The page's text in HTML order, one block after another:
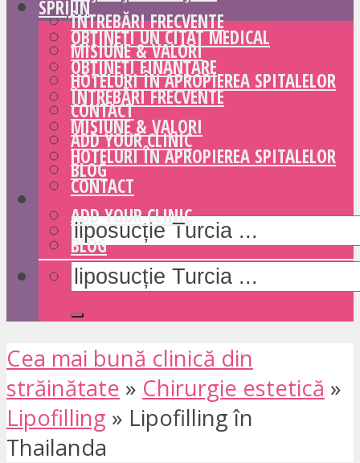
ÎNTREBĂRI FRECVENTE
MISIUNE & VALORI
HOTELURI ÎN APROPIEREA SPITALELOR
CONTACT
ADD YOUR CLINIC
BLOG
SPRIJIN
OBȚINEȚI UN CITAT MEDICAL
OBȚINEȚI FINANȚARE
ÎNTREBĂRI FRECVENTE
MISIUNE & VALORI
HOTELURI ÎN APROPIEREA SPITALELOR
CONTACT
ADD YOUR CLINIC
BLOG
Cea mai bună clinică din
străinătate » Chirurgie estetică »
Lipofilling » Lipofilling în
Thailanda